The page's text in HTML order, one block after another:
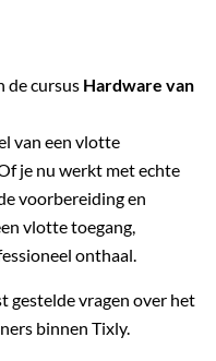
de cursus Hardware van
van een vlotte
je nu werkt met echte
voorbereiding en
vlotte toegang,
onthaal.
gestelde vragen over het
binnen Tixly.